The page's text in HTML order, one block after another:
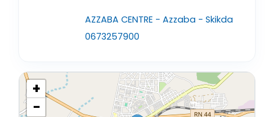
AZZABA CENTRE - Azzaba - Skikda
0673257900
+
−